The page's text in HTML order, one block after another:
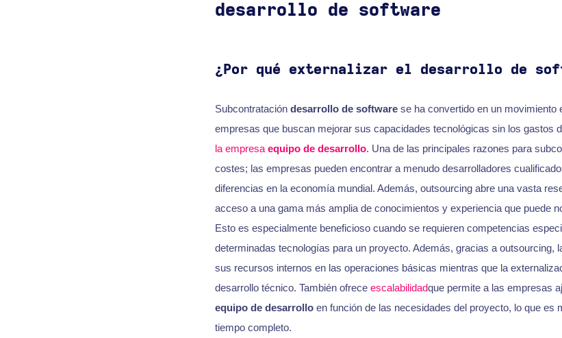
desarrollo de software
¿Por qué externalizar el desarrollo de
Subcontratación desarrollo de softwarese ha convertido en un movimiento
empresas que buscan mejorar sus capacidades tecnológicas sin los gastos
la empresa equipo de desarrollo. Una de las principales razones para
costes; las empresas pueden encontrar a menudo desarrolladores
diferencias en la economía mundial. Además, outsourcing abre una vasta
acceso a una gama más amplia de conocimientos y experiencia que puede
Esto es especialmente beneficioso cuando se requieren competencias
determinadas tecnologías para un proyecto. Además, gracias a outsourcing,
sus recursos internos en las operaciones básicas mientras que la
desarrollo técnico. También ofrece escalabilidadque permite a las empresas
equipo de desarrolloen función de las necesidades del proyecto, lo que es
tiempo completo.